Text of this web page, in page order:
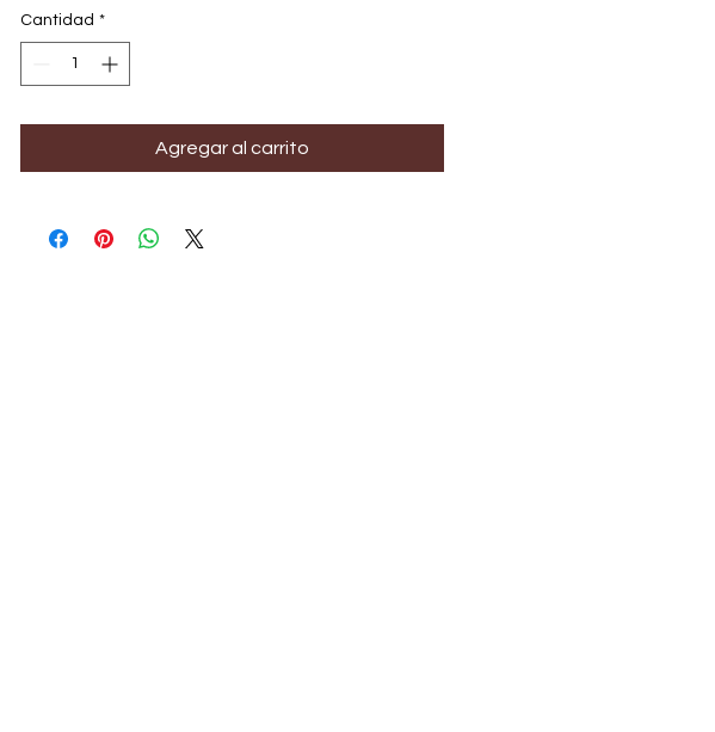
Cantidad *
Agregar al carrito